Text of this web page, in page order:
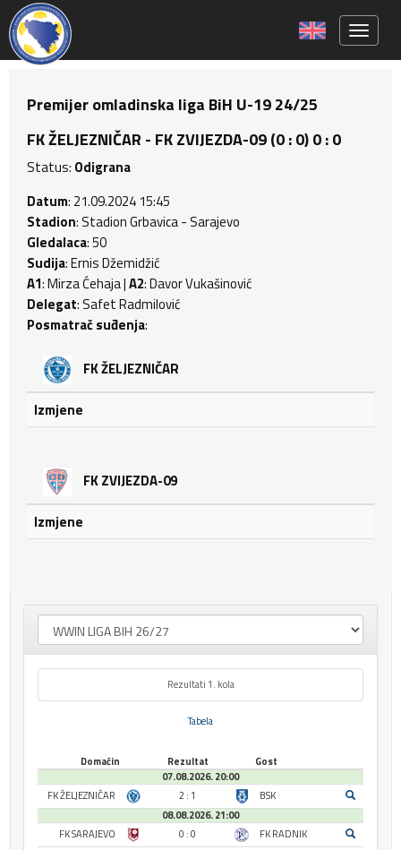
Premijer omladinska liga BiH U-19 24/25
FK ŽELJEZNIČAR - FK ZVIJEZDA-09 (0 : 0) 0 : 0
Status: Odigrana
Datum: 21.09.2024 15:45
Stadion: Stadion Grbavica - Sarajevo
Gledalaca: 50
Sudija: Ernis Džemidžić
A1: Mirza Ćehaja |A2: Davor Vukašinović
Delegat: Safet Radmilović
Posmatrač suđenja:
FK ŽELJEZNIČAR
Izmjene
FK ZVIJEZDA-09
Izmjene
Rezultati 1. kola
Tabela
Domaćin Rezultat
Gost
07.08.2026. 20:00
FK ŽELJEZNIČAR
2 : 1
BSK
08.08.2026. 21:00
FK SARAJEVO
0 : 0
FK RADNIK